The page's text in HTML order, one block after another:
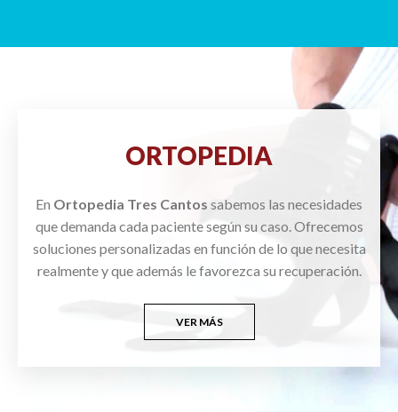
ORTOPEDIA
En Ortopedia Tres Cantos sabemos las necesidades
que demanda cada paciente según su caso. Ofrecemos
soluciones personalizadas en función de lo que necesita
realmente y que además le favorezca su recuperación.
VER MÁS